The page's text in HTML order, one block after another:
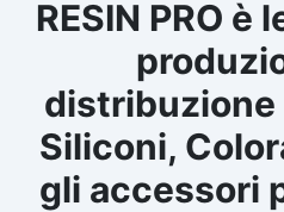
RESIN PRO è
distribuzione
Siliconi,
gli accessori